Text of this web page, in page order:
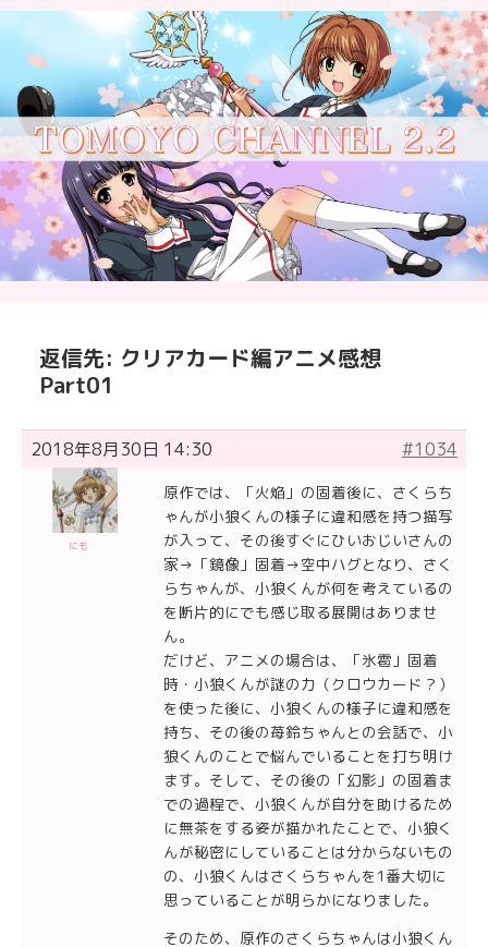
返信先: クリアカード編アニメ感想
Part01
2018年8月30日 14:30 #1034
にも
原作では、「火焔」の固着後に、さくらち
ゃんが小狼くんの様子に違和感を持つ描写
が入って、その後すぐにひいおじいさんの
家→「鏡像」固着→空中ハグとなり、さく
らちゃんが、小狼くんが何を考えているの
を断片的にでも感じ取る展開はありませ
ん。
だけど、アニメの場合は、「氷雹」固着
時・小狼くんが謎の力（クロウカード？）
を使った後に、小狼くんの様子に違和感を
持ち、その後の苺鈴ちゃんとの会話で、小
狼くんのことで悩んでいることを打ち明け
ます。そして、その後の「幻影」の固着ま
での過程で、小狼くんが自分を助けるため
に無茶をする姿が描かれたことで、小狼く
んが秘密にしていることは分からないもの
の、小狼くんはさくらちゃんを1番大切に
思っていることが明らかになりました。
そのため、原作のさくらちゃんは小狼くん